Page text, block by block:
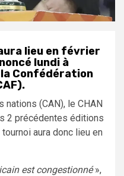
lieu en février
lundi à
Confédération
nations (CAN), le CHAN
2 précédentes éditions
aura donc lieu en
est congestionné»,